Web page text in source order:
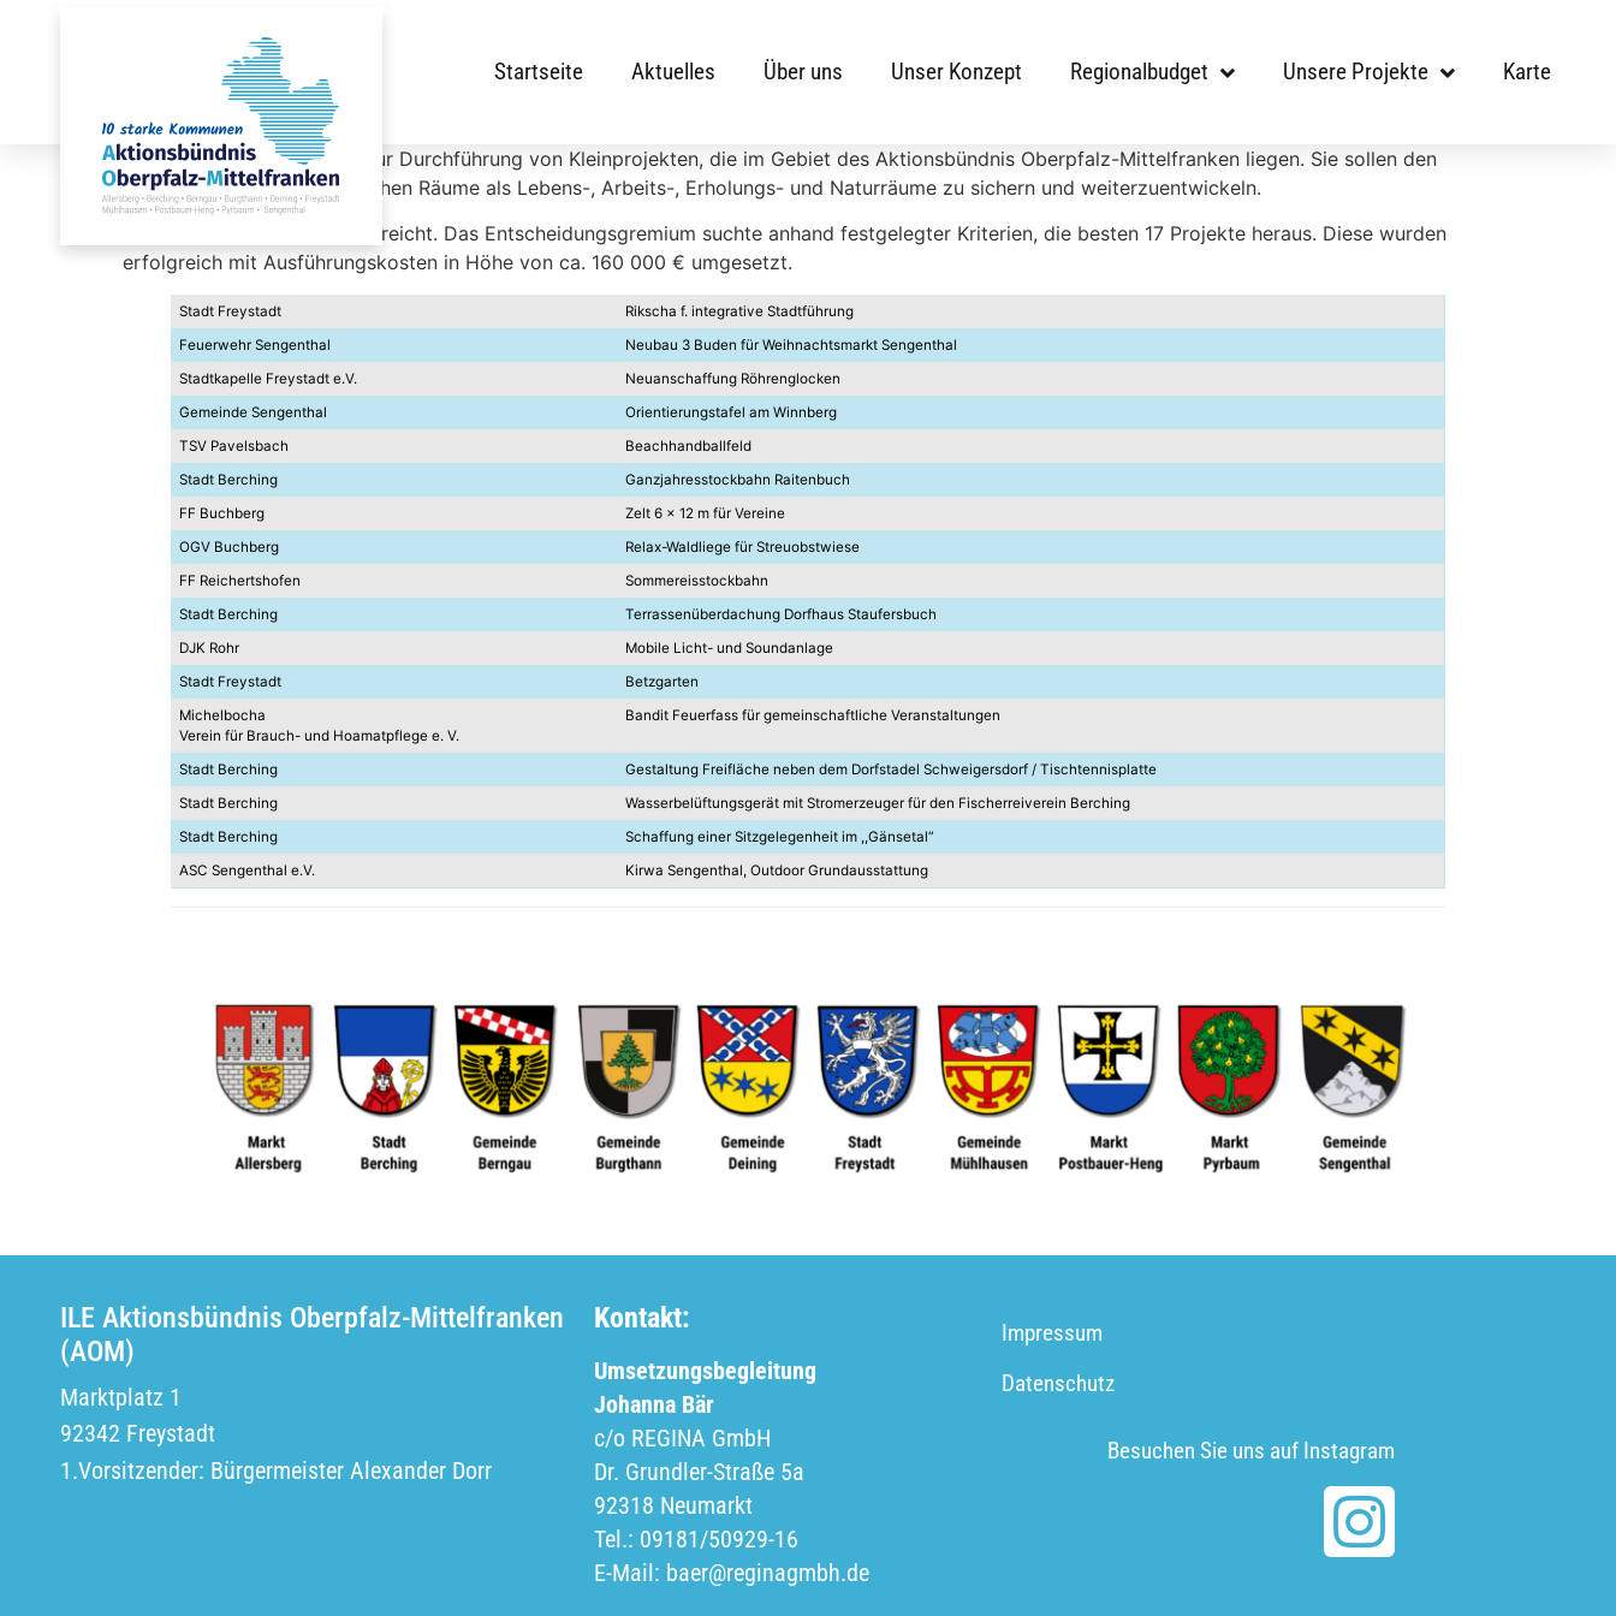
Startseite Aktuelles Über uns Unser Konzept Regionalbudget Unsere Projekte Karte
Das Regionalbudget dient zur Durchführung von Kleinprojekten, die im Gebiet des Aktionsbündnis Oberpfalz-Mittelfranken liegen. Sie sollen den
Zweck verfolgen, die ländlichen Räume als Lebens-, Arbeits-, Erholungs- und Naturräume zu sichern und weiterzuentwickeln.
Es wurden 33 Anträge eingereicht. Das Entscheidungsgremium suchte anhand festgelegter Kriterien, die besten 17 Projekte heraus. Diese wurden
erfolgreich mit Ausführungskosten in Höhe von ca. 160 000 € umgesetzt.
Stadt Freystadt
Rikscha f. integrative Stadtführung
Feuerwehr Sengenthal
Neubau 3 Buden für Weihnachtsmarkt Sengenthal
Stadtkapelle Freystadt e.V.
Neuanschaffung Röhrenglocken
Gemeinde Sengenthal
Orientierungstafel am Winnberg
TSV Pavelsbach
Beachhandballfeld
Stadt Berching
Ganzjahresstockbahn Raitenbuch
FF Buchberg
Zelt 6 x 12 m für Vereine
OGV Buchberg
Relax-Waldliege für Streuobstwiese
FF Reichertshofen
Sommereisstockbahn
Stadt Berching
Terrassenüberdachung Dorfhaus Staufersbuch
DJK Rohr
Mobile Licht- und Soundanlage
Stadt Freystadt
Betzgarten
Michelbocha
Verein für Brauch- und Hoamatpflege e. V.
Bandit Feuerfass für gemeinschaftliche Veranstaltungen
Stadt Berching
Gestaltung Freifläche neben dem Dorfstadel Schweigersdorf / Tischtennisplatte
Stadt Berching
Wasserbelüftungsgerät mit Stromerzeuger für den Fischerreiverein Berching
Stadt Berching
Schaffung einer Sitzgelegenheit im ,,Gänsetal“
ASC Sengenthal e.V.
Kirwa Sengenthal, Outdoor Grundausstattung
ILE Aktionsbündnis Oberpfalz-Mittelfranken
(AOM)
Marktplatz 1
92342 Freystadt
1.Vorsitzender: Bürgermeister Alexander Dorr
Kontakt:
Umsetzungsbegleitung
Johanna Bär
c/o REGINA GmbH
Dr. Grundler-Straße 5a
92318 Neumarkt
Tel.: 09181/50929-16
E-Mail: baer@reginagmbh.de
Impressum
Datenschutz
Besuchen Sie uns auf Instagram